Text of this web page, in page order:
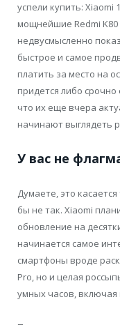
успели купить: Xiaomi
мощнейшие Redmi K80
недвусмысленно
быстрое и самое
платить за место на
придется либо срочно
что их еще вчера
начинают выглядеть
У вас не
Думаете, это касается
бы не так. Xiaomi
обновление на
начинается самое
смартфоны вроде
Pro, но и целая
умных часов,